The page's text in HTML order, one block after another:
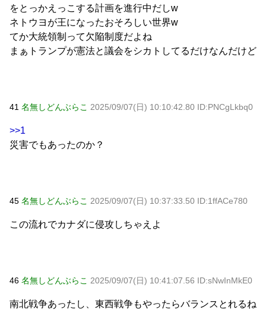
をとっかえっこする計画を進行中だしw
ネトウヨが王になったおそろしい世界w
てか大統領制って欠陥制度だよね
まぁトランプが憲法と議会をシカトしてるだけなんだけど
41 名無しどんぶらこ 2025/09/07(日) 10:10:42.80 ID:PNCgLkbq0
>>1
災害でもあったのか？
45 名無しどんぶらこ 2025/09/07(日) 10:37:33.50 ID:1ffACe780
この流れでカナダに侵攻しちゃえよ
46 名無しどんぶらこ 2025/09/07(日) 10:41:07.56 ID:sNwInMkE0
南北戦争あったし、東西戦争もやったらバランスとれるね